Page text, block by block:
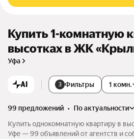
Купить 1-комнатную
высотках в ЖК
Уфа
AI 3 Фильтры 1 комн.
99 предложений •
по актуальности
Купить однокомнатную квартиру в
Уфе — 99 объявлений от агентств и